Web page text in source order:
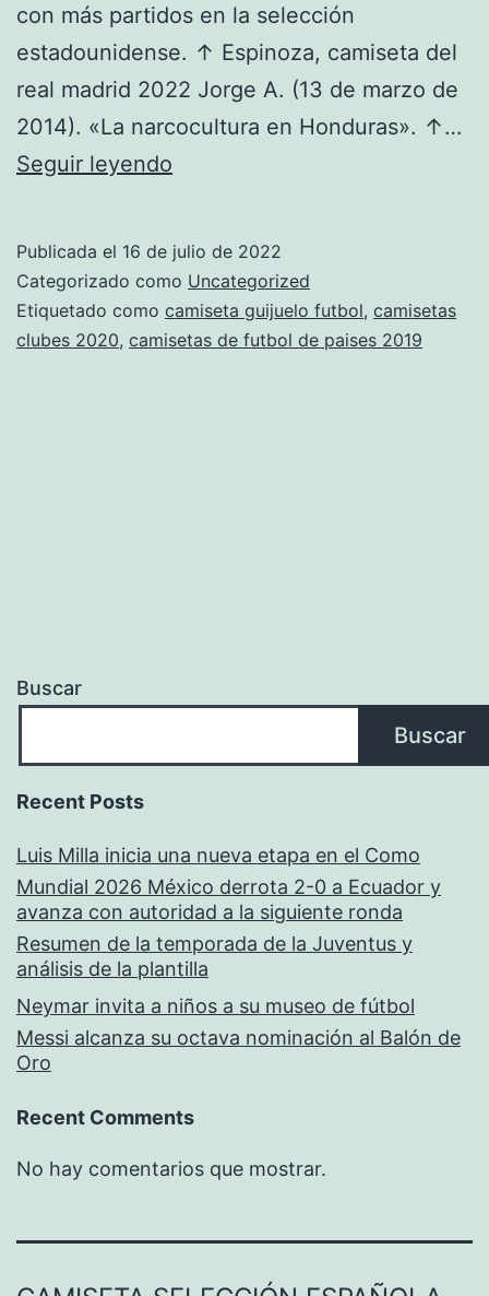
con más partidos en la selección
estadounidense. ↑ Espinoza, camiseta del
real madrid 2022 Jorge A. (13 de marzo de
2014). «La narcocultura en Honduras». ↑…
Seguir leyendo
Retro,
Antiguas
Y
Publicada el 16 de julio de 2022
Categorizado como Uncategorized
Etiquetado como camiseta guijuelo futbol, camisetas
clubes 2020, camisetas de futbol de paises 2019
Buscar
Buscar
Recent Posts
Luis Milla inicia una nueva etapa en el Como
Mundial 2026 México derrota 2-0 a Ecuador y
avanza con autoridad a la siguiente ronda
Resumen de la temporada de la Juventus y
análisis de la plantilla
Neymar invita a niños a su museo de fútbol
Messi alcanza su octava nominación al Balón de
Oro
Recent Comments
No hay comentarios que mostrar.